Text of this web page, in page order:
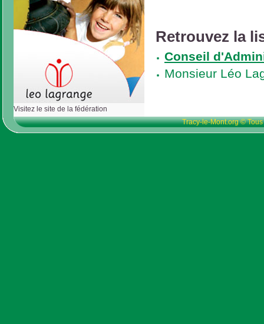
Visitez le site de la fédération
Retrouvez la
Conseil
Monsieur Léo
Tracy-le-Mont.org ©